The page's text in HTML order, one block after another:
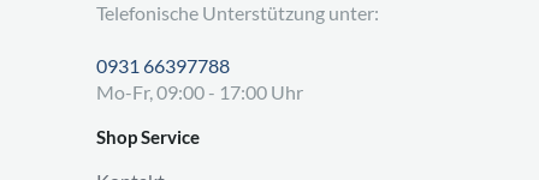
Telefonische Unterstützung unter:
0931 66397788
Mo-Fr, 09:00 - 17:00 Uhr
Shop Service